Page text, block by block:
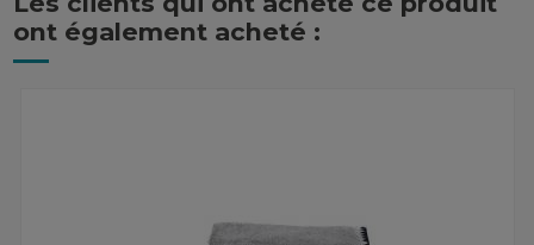
ont également acheté :